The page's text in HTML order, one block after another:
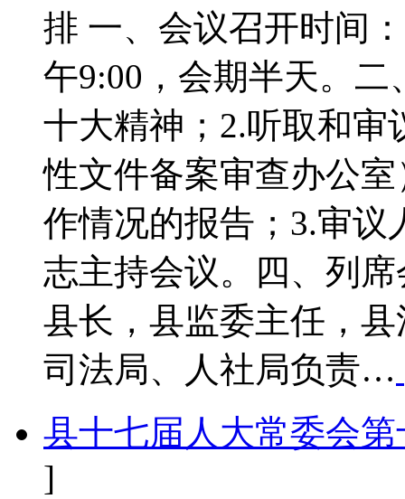
排 一、会议召开时间
午9:00，会期半天。
十大精神；2.听取和审
性文件备案审查办公
作情况的报告；3.审议
志主持会议。四、列
县长，县监委主任，
司法局、人社局负责…
县十七届人大常委会
]